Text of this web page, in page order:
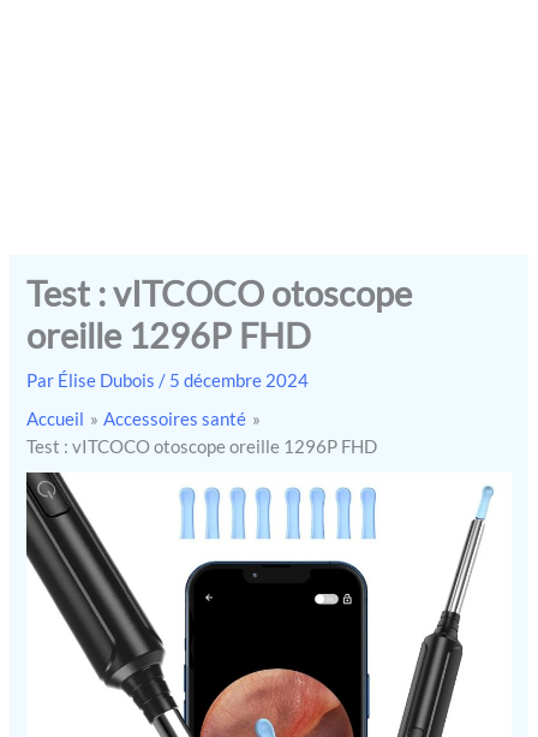
Test : vITCOCO otoscope
oreille 1296P FHD
Par Élise Dubois / 5 décembre 2024
Accueil
Accessoires santé
Test : vITCOCO otoscope oreille 1296P FHD